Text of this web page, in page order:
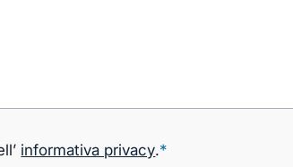
informativa privacy.*